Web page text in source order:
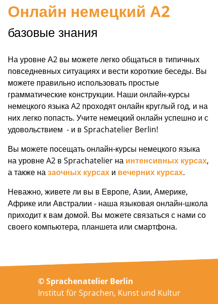
Онлайн немецкий А2
базовые знания
На уровне А2 вы можете легко общаться в типичных
повседневных ситуациях и вести короткие беседы. Вы
можете правильно использовать простые
грамматические конструкции. Наши онлайн-курсы
немецкого языка A2 проходят онлайн круглый год, и на
них легко попасть. Учите немецкий онлайн успешно и с
удовольствием - и в Sprachatelier Berlin!
Вы можете посещать онлайн-курсы немецкого языка
на уровне A2 в Sprachatelier на интенсивных курсах,
а также назаочных курсах и вечерних курсах.
Неважно, живете ли вы в Европе, Азии, Америке,
Африке или Австралии - наша языковая онлайн-школа
приходит к вам домой. Вы можете связаться с нами со
своего компьютера, планшета или смартфона.
© Sprachenatelier Berlin
Institut für Sprachen, Kunst und Kultur